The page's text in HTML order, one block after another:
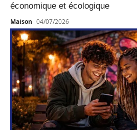
économique et écologique
Maison 04/07/2026